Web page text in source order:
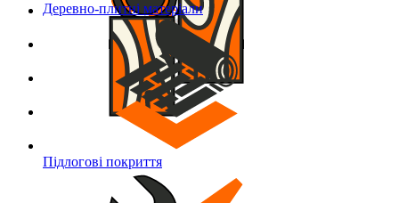
Деревно-плитні матеріали
Підлогові покриття